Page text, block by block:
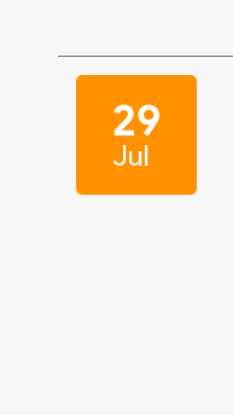
29
Jul